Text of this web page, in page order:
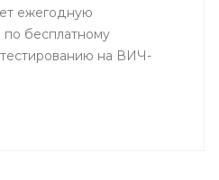
ежегодную
бесплатному
на ВИЧ-